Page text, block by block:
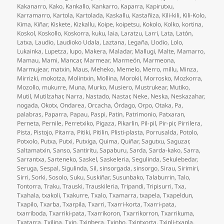
Kakanarro, Kako, Kankallo, Kankarro, Kaparra, Kapirutxu,
Karramarro, Kartola, Kartolada, Kaskallu, Kastañiza, Kili-kili, Kili-Kolo,
Kima, Kiñar, Kiskete, Kizkallu, Koipe, koipetsu, Kokolo, Kolko, kortina,
Koskol, Koskollo, Koskorra, kuku, laia, Laratzu, Larri, Lata, Latón,
Latxa, Laudio, Laudioko Udala, Laztana, Legaña, Llodio, Lolo,
Lukainka, Lupetza, lupo, Makera, Maladar, Mallugi, Malte, Mamarro,
Mamau, Mami, Mancar, Marmear, Marmeón, Marmeona,
Marmujear, matxin, Maus, Meheko, Memelo, Merro, millu, Minza,
Mirrizki, mokotza, Molintxin, Mollina, Morokil, Morrosko, Mozkorra,
Mozollo, mukurre, Muna, Murko, Musiero, Mustrukear, Mutiko,
Mutil, Mutilzahar, Narra, Nastado, Nastar, Neke, Neska, Neskazahar,
nogada,Okotx,Ondarea,Orcacha,Órdago,Orpo,Otaka, Pa,
palabras, Paparra, Papau, Paspi, Patin, Patrimonio, Patxaran,
Perneta, Pernile, Perretxiko, Pigaza, Pikarlin, Pil-pil, Pir-pir, Pirrilera,
Pista, Pistojo, Pitarra, Pitiki, Pitilin, Plisti-plasta, Porrusalda, Potolo,
Potxolo, Putxa, Putxi, Putxiga,Quima,Quiñar,Sagutxu,Saguzar,
Saltamatxin,Sanso,Santiritu,Sapaburu,Sarda,Sarda-kako,Sarra,
Sarrantxa,Sarteneko,Saskel,Saskeleria,Segulinda,Sekulebedar,
Seruga,Sespal,Sigulinda,Sil,sinsorgada,sinsorgo,Sirau,Sirimiri,
Sirri,Sorki,Sosolo,Suku,Suskiñar,Susunbako,Talaburrin,Talo,
Tontorra,Traku,Trauski,Trauskileria,Tripandi,Tripisurri,Txa,
Txahala,txakoli,Txakurre,Txalo,Txamarra,txapela,Txapeldun,
Txapilo,Txarba,Txarpila,Txarri,Txarri-korta,Txarri-pata,
txarriboda,Txarriki-pata,Txarrikoron,Txarrikorron,Txarrikuma,
Txatarra,Txilina,Txin,Txinbera,Txinbo,Txintxorta,Txipli-txapla,